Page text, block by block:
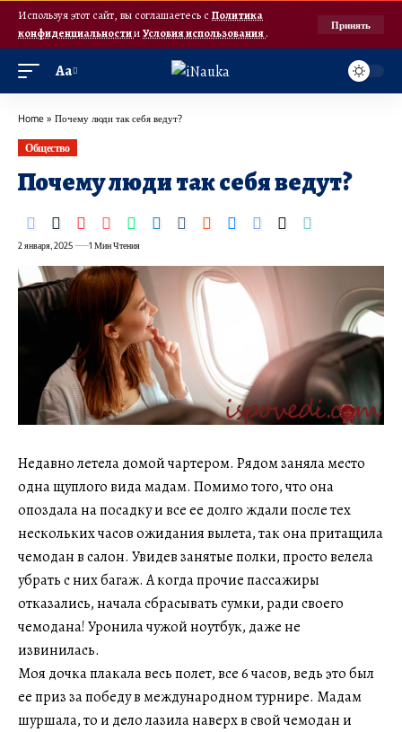
Используя этот сайт, вы соглашаетесь с Политика
конфиденциальностииУсловия использования.
Принять
Аа
Home » Почему люди так себя ведут?
Общество
Почему люди так себя ведут?
2 января, 2025 1 Мин Чтения
Недавно летела домой чартером. Рядом заняла место
одна щуплого вида мадам. Помимо того, что она
опоздала на посадку и все ее долго ждали после тех
нескольких часов ожидания вылета, так она притащила
чемодан в салон. Увидев занятые полки, просто велела
убрать с них багаж. А когда прочие пассажиры
отказались, начала сбрасывать сумки, ради своего
чемодана! Уронила чужой ноутбук, даже не
извинилась.
Моя дочка плакала весь полет, все 6 часов, ведь это был
ее приз за победу в международном турнире. Мадам
шуршала, то и дело лазила наверх в свой чемодан и